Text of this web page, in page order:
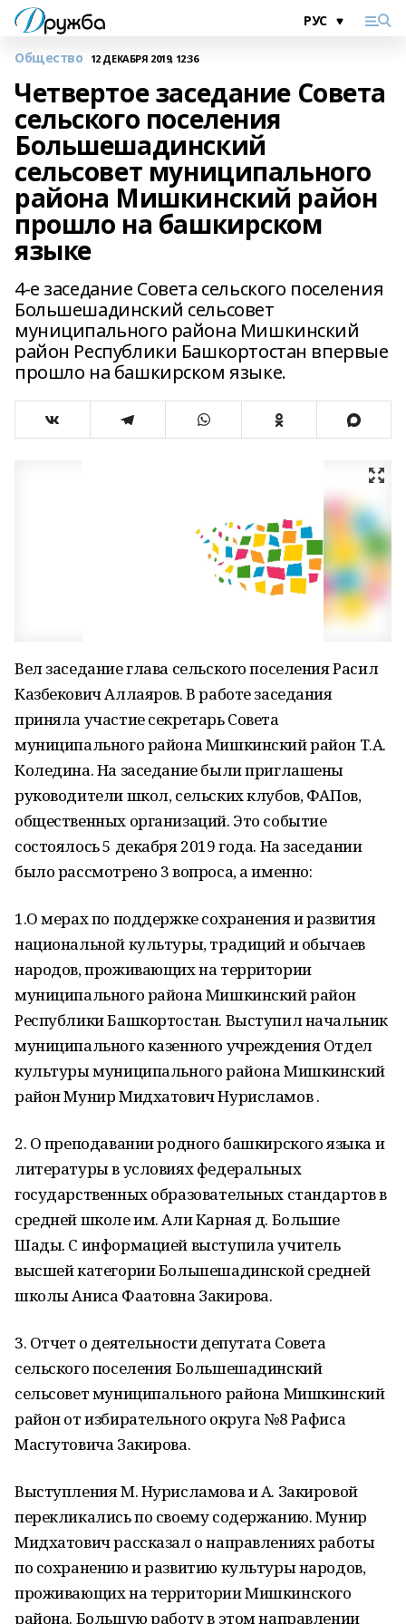
Общество 12 ДЕКАБРЯ 2019, 12:36
Четвертое заседание Совета
сельского поселения
Большешадинский
сельсовет муниципального
района Мишкинский район
прошло на башкирском
языке
4-е заседание Совета сельского поселения
Большешадинский сельсовет
муниципального района Мишкинский
район Республики Башкортостан впервые
прошло на башкирском языке.
Вел заседание глава сельского поселения Расил
Казбекович Аллаяров. В работе заседания
приняла участие секретарь Совета
муниципального района Мишкинский район Т.А.
Коледина. На заседание были приглашены
руководители школ, сельских клубов, ФАПов,
общественных организаций. Это событие
состоялось 5 декабря 2019 года. На заседании
было рассмотрено 3 вопроса, а именно:
1.О мерах по поддержке сохранения и развития
национальной культуры, традиций и обычаев
народов, проживающих на территории
муниципального района Мишкинский район
Республики Башкортостан. Выступил начальник
муниципального казенного учреждения Отдел
культуры муниципального района Мишкинский
район Мунир Мидхатович Нурисламов .
2. О преподавании родного башкирского языка и
литературы в условиях федеральных
государственных образовательных стандартов в
средней школе им. Али Карная д. Большие
Шады. С информацией выступила учитель
высшей категории Большешадинской средней
школы Аниса Фаатовна Закирова.
3. Отчет о деятельности депутата Совета
сельского поселения Большешадинский
сельсовет муниципального района Мишкинский
район от избирательного округа №8 Рафиса
Масгутовича Закирова.
Выступления М. Нурисламова и А. Закировой
перекликались по своему содержанию. Мунир
Мидхатович рассказал о направлениях работы
по сохранению и развитию культуры народов,
проживающих на территории Мишкинского
района. Большую работу в этом направлении